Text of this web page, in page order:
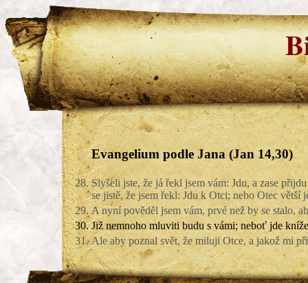
Evangelium podle Jana (Jan 14,30)
28. Slyšeli jste, že já řekl jsem vám: Jdu, a zase
se jistě, že jsem řekl: Jdu k Otci; nebo Otec větší
29. A nyní pověděl jsem vám, prvé než by se stalo,
30. Již nemnoho mluviti budu s vámi; neboť jde
31. Ale aby poznal svět, že miluji Otce, a jakož mi